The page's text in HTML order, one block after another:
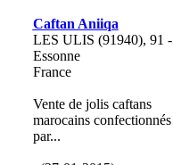
Caftan Aniiqa
LES ULIS (91940), 91 -
Essonne
France
Vente de jolis caftans
marocains confectionnés
par...